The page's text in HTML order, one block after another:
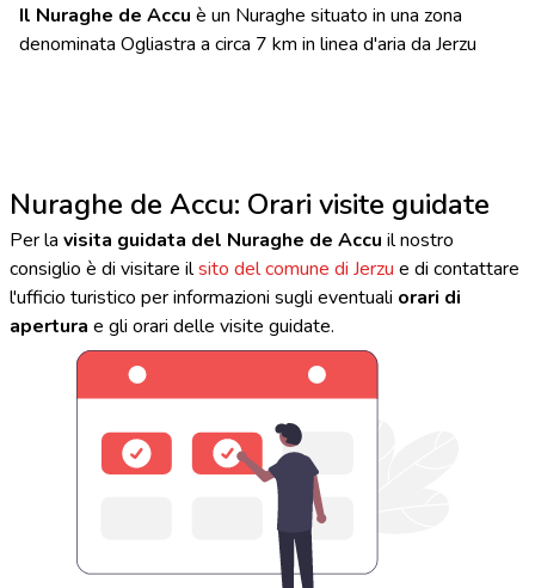
Il Nuraghe de Accu è un Nuraghe situato in una zona
denominata Ogliastra a circa 7 km in linea d'aria da Jerzu
Nuraghe de Accu: Orari visite guidate
Per la visita guidata del Nuraghe de Accu il nostro
consiglio è di visitare ilsito del comune di Jerzu e di contattare
l'ufficio turistico per informazioni sugli eventuali orari di
apertura e gli orari delle visite guidate.